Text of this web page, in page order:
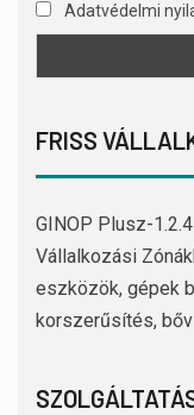
Adatvédelmi
FRISS
GINOP Plusz-
Vállalkozási
eszközök, gépek
korszerűsítés,